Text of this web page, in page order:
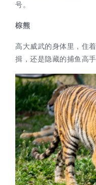
号。
棕熊
高大威武的身体里，住
揖，还是隐藏的捕鱼高手